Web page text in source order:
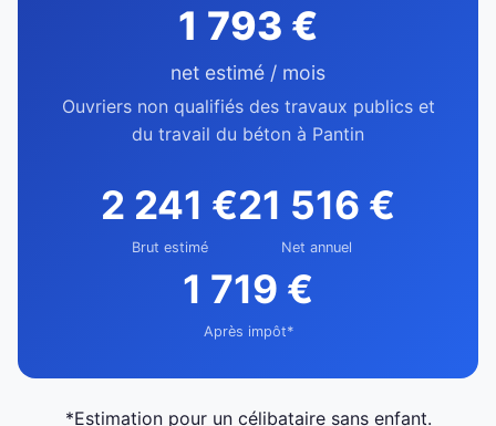
1 793 €
net estimé / mois
Ouvriers non qualifiés des travaux publics et
du travail du béton à Pantin
2 241 €
Brut estimé
21 516 €
Net annuel
1 719 €
Après impôt*
*Estimation pour un célibataire sans enfant.